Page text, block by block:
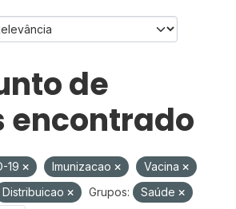
de
encontrado
19 Imunizacao
Vacina
Distribuicao Grupos:
Saúde